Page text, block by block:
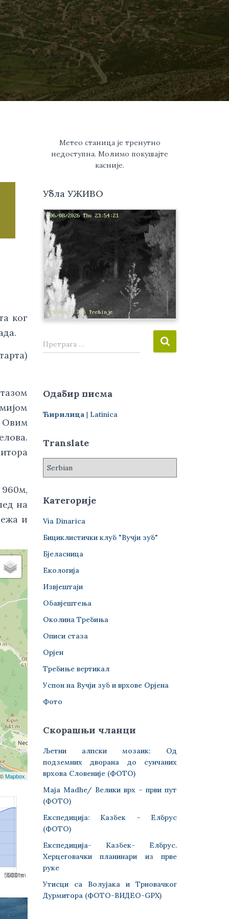
ког
Овим
на
и
Mapbox
Метео станица је тренутно
недоступна. Молимо покушајте
касније.
Убла УЖИВО
П
р
а
а
а
Претрага …
Одабир писма
Ћирилица | Latinica
Translate
Категорије
Via Dinarica
Бициклистички клуб "Вучји зуб"
Бјеласница
Екологија
Извјештаји
Обавјештења
Околина Требиња
Описи стаза
Орјен
Требиње вертикал
Успон на Вучји зуб и врхове Орјена
Фото
Скорашњи чланци
Љетни алпски мозаик: Од
подземних дворана до сунчаних
врхова Словеније (ФОТО)
Maja Madhe/ Велики врх – први пут
(ФОТО)
Експедиција: Казбек – Елбрус
(ФОТО)
Експедиција- Казбек- Елбрус.
Херцеговачки планинари из прве
руке
Утисци са Волујака и Трновачког
Дурмитора (ФОТО-ВИДЕО-GPX)